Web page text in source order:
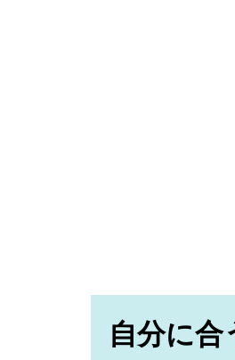
自分に